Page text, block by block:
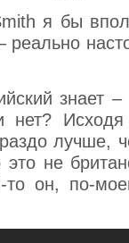
я бы
реально
знает
нет?
лучше,
не
то он, по-